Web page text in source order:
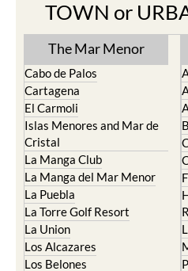
TOWN or
The Mar Menor
Cabo de Palos
Cartagena
El Carmoli
Islas Menores and Mar de
Cristal
La Manga Club
La Manga del Mar Menor
La Puebla
La Torre Golf Resort
La Union
Los Alcazares
Los Belones